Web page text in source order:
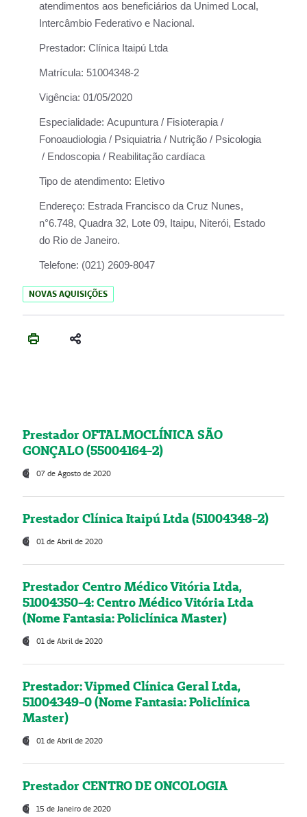
atendimentos aos beneficiários da Unimed Local,
Intercâmbio Federativo e Nacional.
Prestador: Clínica Itaipú Ltda
Matrícula: 51004348-2
Vigência: 01/05/2020
Especialidade: Acupuntura / Fisioterapia /
Fonoaudiologia / Psiquiatria / Nutrição / Psicologia
/ Endoscopia / Reabilitação cardíaca
Tipo de atendimento: Eletivo
Endereço: Estrada Francisco da Cruz Nunes,
n°6.748, Quadra 32, Lote 09, Itaipu, Niterói, Estado
do Rio de Janeiro.
Telefone: (021) 2609-8047
NOVAS AQUISIÇÕES
Prestador OFTALMOCLÍNICA SÃO
GONÇALO (55004164-2)
07 de Agosto de 2020
Prestador Clínica Itaipú Ltda (51004348-2)
01 de Abril de 2020
Prestador Centro Médico Vitória Ltda,
51004350-4: Centro Médico Vitória Ltda
(Nome Fantasia: Policlínica Master)
01 de Abril de 2020
Prestador: Vipmed Clínica Geral Ltda,
51004349-0 (Nome Fantasia: Policlínica
Master)
01 de Abril de 2020
Prestador CENTRO DE ONCOLOGIA
15 de Janeiro de 2020